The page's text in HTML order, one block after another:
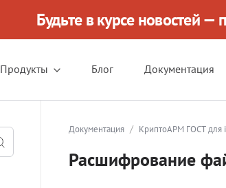
Будьте в курсе новостей —
Продукты Блог Документация
Документация / КриптоАРМ ГОСТ для
Расшифрование